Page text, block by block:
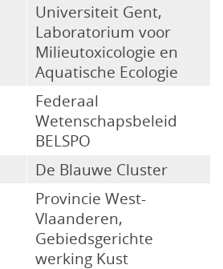
Universiteit Gent,
Laboratorium voor
Milieutoxicologie en
Aquatische Ecologie
Federaal
Wetenschapsbeleid
BELSPO
De Blauwe Cluster
Provincie West-
Vlaanderen,
Gebiedsgerichte
werking Kust